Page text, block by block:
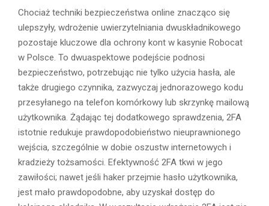
Chociaż techniki bezpieczeństwa online znacząco się
ulepszyły, wdrożenie uwierzytelniania dwuskładnikowego
pozostaje kluczowe dla ochrony kont w kasynie Robocat
w Polsce. To dwuaspektowe podejście podnosi
bezpieczeństwo, potrzebując nie tylko użycia hasła, ale
także drugiego czynnika, zazwyczaj jednorazowego kodu
przesyłanego na telefon komórkowy lub skrzynkę mailową
użytkownika. Żądając tej dodatkowego sprawdzenia, 2FA
istotnie redukuje prawdopodobieństwo nieuprawnionego
wejścia, szczególnie w dobie oszustw internetowych i
kradzieży tożsamości. Efektywność 2FA tkwi w jego
zawiłości; nawet jeśli haker przejmie hasło użytkownika,
jest mało prawdopodobne, aby uzyskał dostęp do